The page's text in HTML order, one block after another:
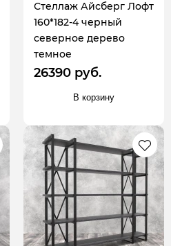
Стеллаж Айсберг Лофт
160*182-4 черный
северное дерево
темное
26390 руб.
В корзину